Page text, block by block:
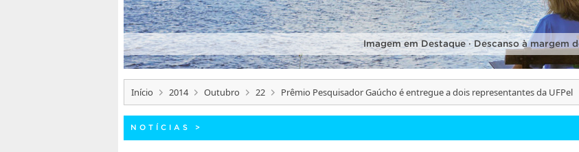
Imagem em Destaque · Descanso à margem
Início 2014 Outubro 22 Prêmio Pesquisador Gaúcho é entregue a dois representantes da UFPel
NOTÍCIAS >